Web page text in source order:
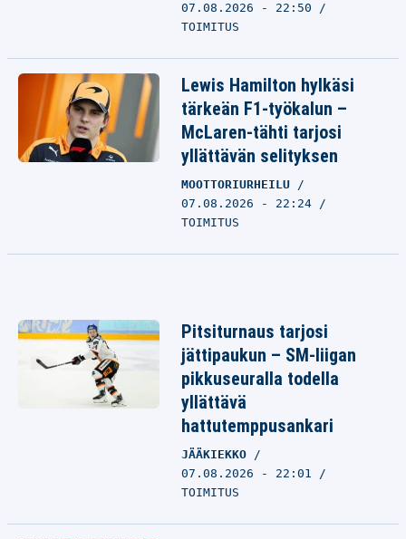
07.08.2026 - 22:50
TOIMITUS
Lewis Hamilton hylkäsi
tärkeän F1-työkalun –
McLaren-tähti tarjosi
yllättävän selityksen
MOOTTORIURHEILU
07.08.2026 - 22:24
TOIMITUS
Pitsiturnaus tarjosi
jättipaukun – SM-liigan
pikkuseuralla todella
yllättävä
hattutemppusankari
JÄÄKIEKKO
07.08.2026 - 22:01
TOIMITUS